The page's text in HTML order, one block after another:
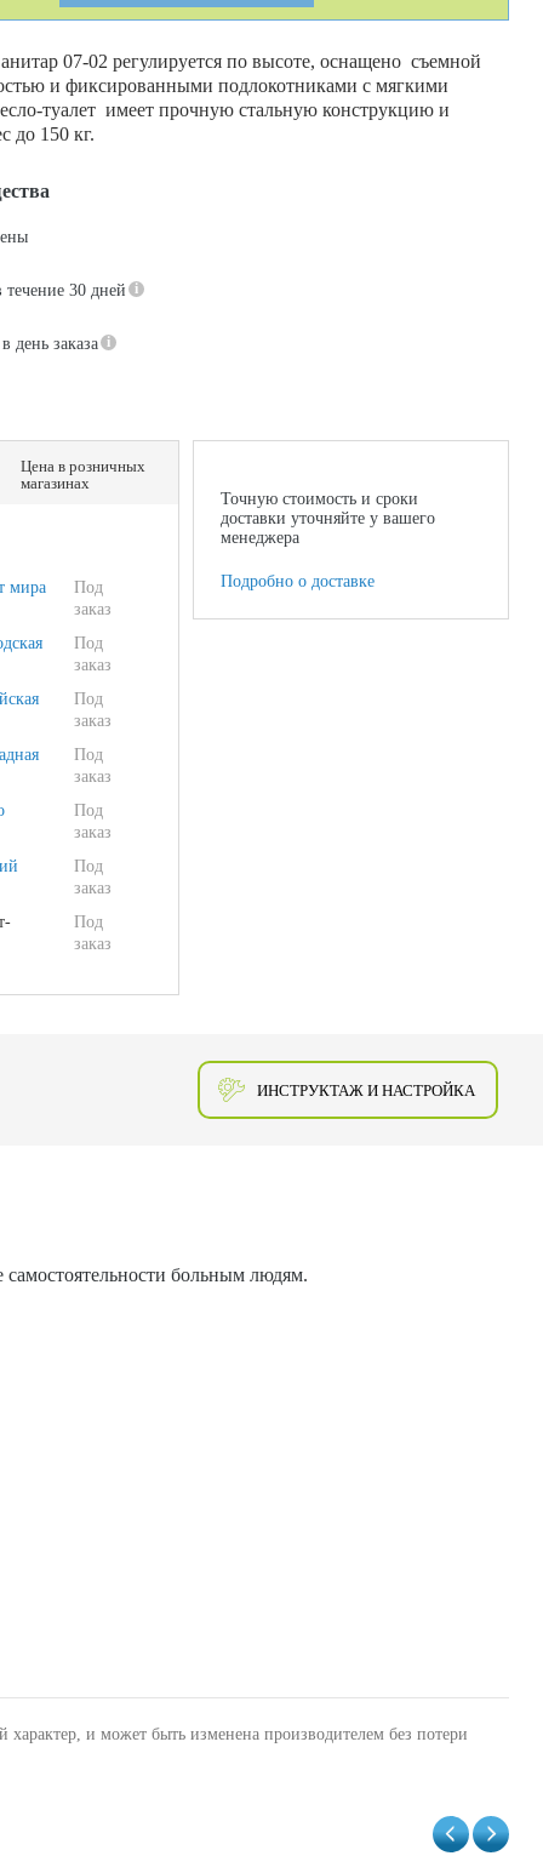
07-02 регулируется по высоте, оснащено съемной
и фиксированными подлокотниками с мягкими
туалет имеет прочную стальную конструкцию и
до 150 кг.
течение 30 дней
день заказа
Цена в розничных
магазинах
мира
Под
заказ
Под
заказ
Под
заказ
Под
заказ
Под
заказ
Под
заказ
Под
заказ
Точную стоимость и сроки
доставки уточняйте у вашего
менеджера
Подробно о доставке
ИНСТРУКТАЖ И НАСТРОЙКА
самостоятельности больным людям.
и может быть изменена производителем без потери